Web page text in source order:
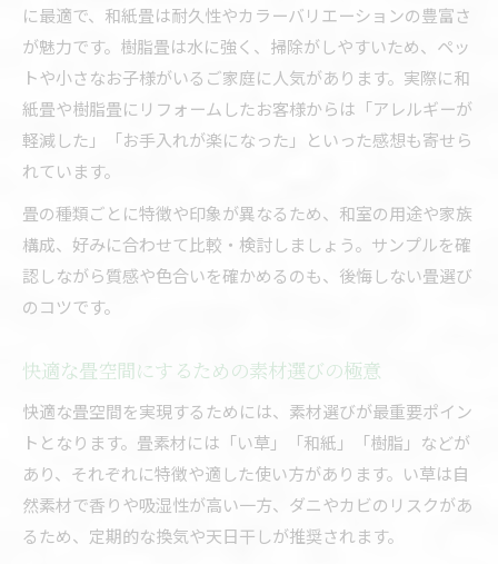
に最適で、和紙畳は耐久性やカラーバリエーションの豊富さ
が魅力です。樹脂畳は水に強く、掃除がしやすいため、ペッ
トや小さなお子様がいるご家庭に人気があります。実際に和
紙畳や樹脂畳にリフォームしたお客様からは「アレルギーが
軽減した」「お手入れが楽になった」といった感想も寄せら
れています。
畳の種類ごとに特徴や印象が異なるため、和室の用途や家族
構成、好みに合わせて比較・検討しましょう。サンプルを確
認しながら質感や色合いを確かめるのも、後悔しない畳選び
のコツです。
快適な畳空間にするための素材選びの極意
快適な畳空間を実現するためには、素材選びが最重要ポイン
トとなります。畳素材には「い草」「和紙」「樹脂」などが
あり、それぞれに特徴や適した使い方があります。い草は自
然素材で香りや吸湿性が高い一方、ダニやカビのリスクがあ
るため、定期的な換気や天日干しが推奨されます。